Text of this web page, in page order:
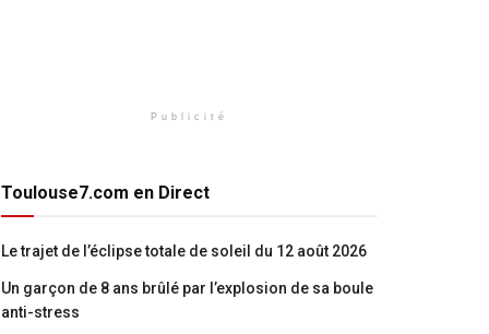
Publicité
Toulouse7.com en Direct
Le trajet de l’éclipse totale de soleil du 12 août 2026
Un garçon de 8 ans brûlé par l’explosion de sa boule
anti-stress